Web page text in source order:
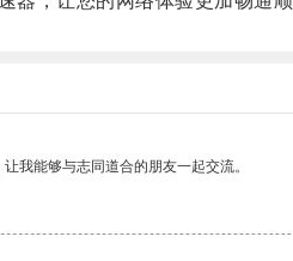
我能够与志同道合的朋友一起交流。